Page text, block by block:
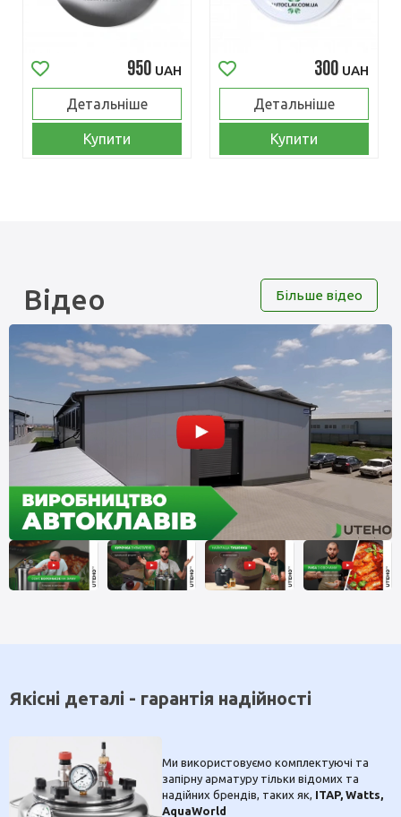
950 UAH
Детальніше
Купити
300 UAH
Детальніше
Купити
Відео Більше відео
Якісні деталі - гарантія надійності
Ми використовуємо комплектуючі та
запірну арматуру тільки відомих та
надійних брендів, таких як, ITAP, Watts,
AquaWorld